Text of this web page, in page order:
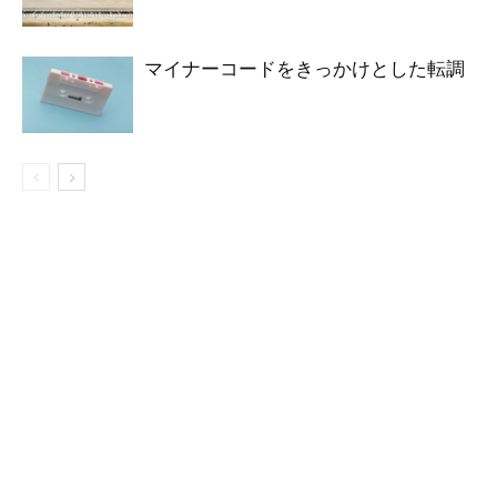
マイナーコードをきっかけとした転調